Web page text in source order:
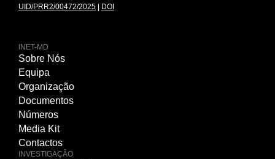
UID/PRR2/00472/2025
DOI
INET-MD
Sobre Nós
Equipa
Organização
Documentos
Números
Media Kit
Contactos
INVESTIGAÇÃO